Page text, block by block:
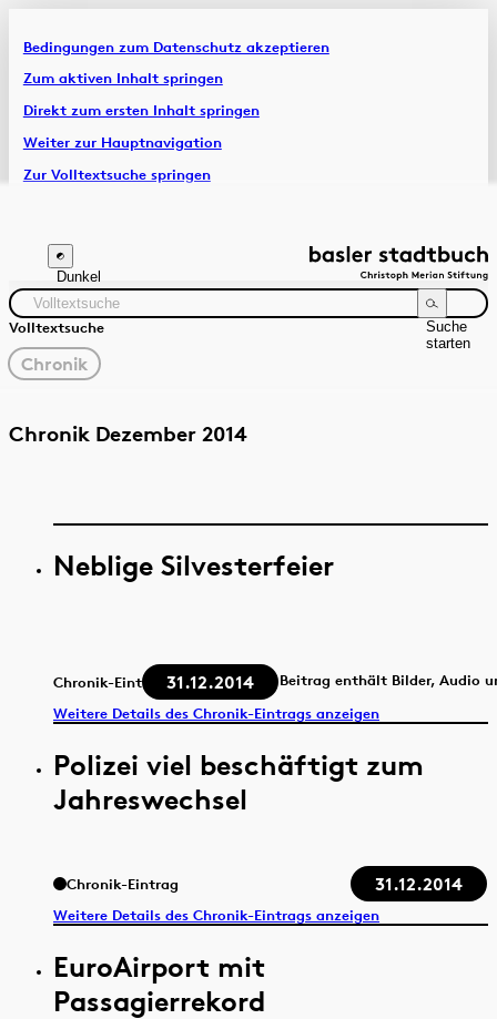
Bedingungen zum Datenschutz akzeptieren
Zum aktiven Inhalt springen
Direkt zum ersten Inhalt springen
Weiter zur Hauptnavigation
Zur Volltextsuche springen
Artikel & Dossiers
Chronik
Dunkel
Volltextsuche
Suche
starten
gewählter
Filter
Chronik
Quelle Zeitraum
Chronik Dezember 2014
Neblige Silvesterfeier
Chronik-Eintrag 31.12.2014
Beitrag enthält Bilder, Audio
Weitere Details des Chronik-Eintrags anzeigen
Polizei viel beschäftigt zum
Jahreswechsel
Chronik-Eintrag 31.12.2014
Weitere Details des Chronik-Eintrags anzeigen
EuroAirport mit
Passagierrekord